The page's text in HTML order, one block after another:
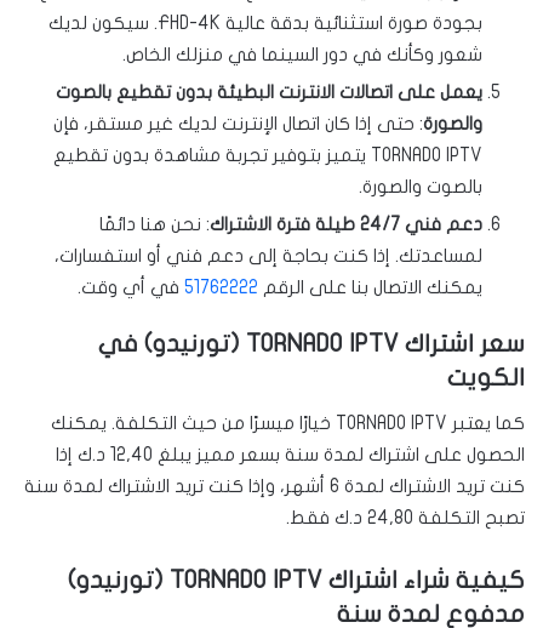
بجودة صورة استثنائية بدقة عالية FHD-4K. سيكون لديك
شعور وكأنك في دور السينما في منزلك الخاص.
يعمل على اتصالات الانترنت البطيئة بدون تقطيع بالصوت
والصورة: حتى إذا كان اتصال الإنترنت لديك غير مستقر، فإن
TORNADO IPTV يتميز بتوفير تجربة مشاهدة بدون تقطيع
بالصوت والصورة.
دعم فني 24/7 طيلة فترة الاشتراك
: نحن هنا دائمًا
لمساعدتك. إذا كنت بحاجة إلى دعم فني أو استفسارات،
يمكنك الاتصال بنا على الرقم 51762222 في أي وقت.
سعر اشتراك TORNADO IPTV (تورنيدو) في
الكويت
كما يعتبر TORNADO IPTV خيارًا ميسرًا من حيث التكلفة. يمكنك
الحصول على اشتراك لمدة سنة بسعر مميز يبلغ 12,40 د.ك إذا
كنت تريد الاشتراك لمدة 6 أشهر، وإذا كنت تريد الاشتراك لمدة سنة
تصبح التكلفة 24,80 د.ك فقط.
كيفية شراء اشتراك TORNADO IPTV (تورنيدو)
مدفوع لمدة سنة